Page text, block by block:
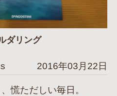
ダリング
2016年03月22日
慌ただしい毎日。